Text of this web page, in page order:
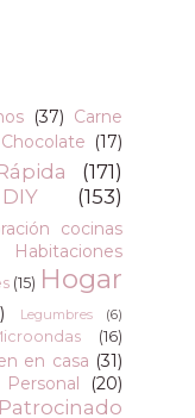
(37) Carne
Chocolate (17)
(171)
DIY (153)
cocinas
Habitaciones
(15) Hogar
Legumbres (6)
(16)
en casa (31)
Personal
(20)